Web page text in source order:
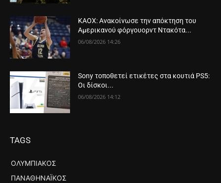
ΚΑΟΧ: Ανακοίνωσε την απόκτηση του
Αμερικανού φόργουορντ Ντακότα...
06/08/2026 14:26
Sony τοποθετεί ετικέτες στα κουτιά PS5:
Οι δίσκοι...
06/08/2026 14:12
TAGS
ΟΛΥΜΠΙΑΚΌΣ
ΠΑΝΑΘΗΝΑΪΚΌΣ